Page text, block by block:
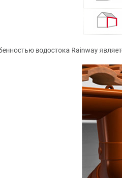
водостока Rainway